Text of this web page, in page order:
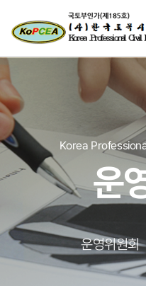
Korea
운
운영위원회